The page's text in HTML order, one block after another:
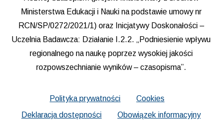
Ministerstwa Edukacji i Nauki na podstawie umowy nr
RCN/SP/0272/2021/1) oraz Inicjatywy Doskonałości –
Uczelnia Badawcza: Działanie I.2.2. „Podniesienie wpływu
regionalnego na naukę poprzez wysokiej jakości
rozpowszechnianie wyników – czasopisma”.
Polityka prywatności
Cookies
Deklaracja dostępności
Obowiązek informacyjny